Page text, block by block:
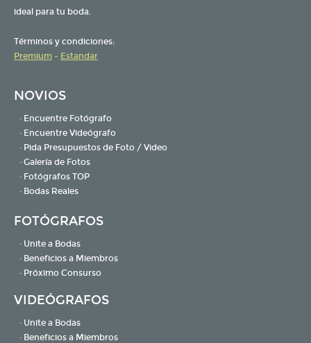
ideal para tu boda.
Términos y condiciones:
Premium - Estandar
NOVIOS
· Encuentre Fotógrafo
· Encuentre Videógrafo
· Pida Presupuestos de Foto / Video
· Galería de Fotos
· Fotógrafos TOP
· Bodas Reales
FOTÓGRAFOS
· Unite a Bodas
· Beneficios a Miembros
· Próximo Consurso
VIDEÓGRAFOS
· Unite a Bodas
· Beneficios a Miembros